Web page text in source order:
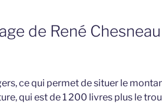
de René
ce qui permet de situer le
qui est de 1 200 livres plus le